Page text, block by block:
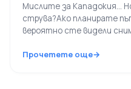
ръководство)
Мислите за Кападокия...
струва?Ако планирате
вероятно сте видели
Прочетете още